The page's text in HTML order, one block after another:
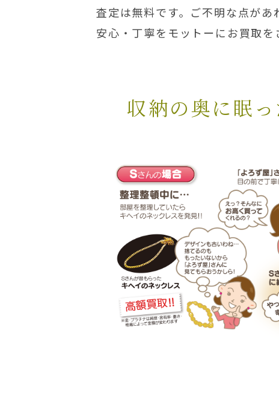
査定は無料です。ご不明な点があ
安心・丁寧をモットーにお買取を
収納の奥に眠